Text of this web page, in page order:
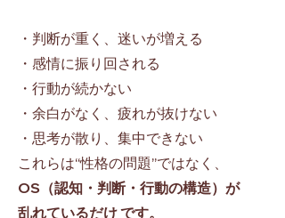
・判断が重く、迷いが増える
・感情に振り回される
・行動が続かない
・余白がなく、疲れが抜けない
・思考が散り、集中できない
これらは“性格の問題”ではなく、
OS（認知・判断・行動の構造）が
乱れているだけ です。